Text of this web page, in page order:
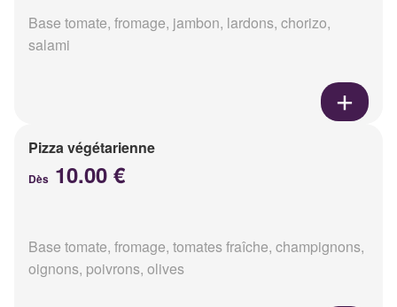
Base tomate, fromage, jambon, lardons, chorizo,
salami
Pizza végétarienne
Dès 10.00 €
Base tomate, fromage, tomates fraîche, champignons,
oignons, poivrons, olives